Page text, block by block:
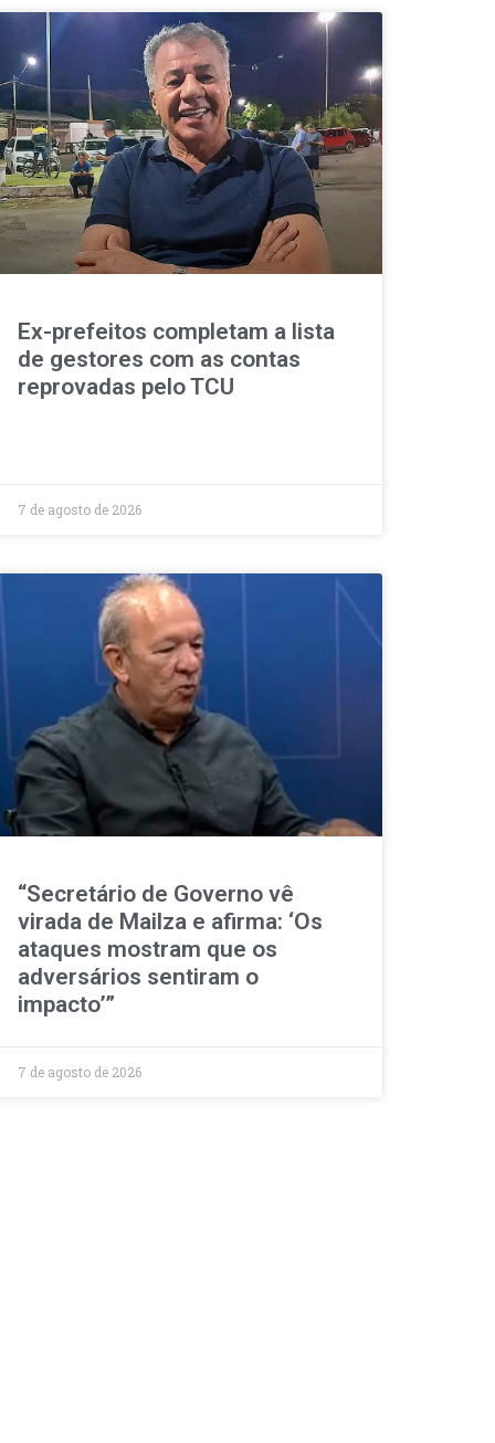
Ex-prefeitos completam a lista
de gestores com as contas
reprovadas pelo TCU
7 de agosto de 2026
“Secretário de Governo vê
virada de Mailza e afirma: ‘Os
ataques mostram que os
adversários sentiram o
impacto’”
7 de agosto de 2026